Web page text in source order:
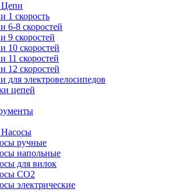
Цепи
1 скорость
6-8 скоростей
9 скоростей
10 скоростей
11 скоростей
12 скоростей
для электровелосипедов
цепей
ручные
напольные
для вилок
CO2
электрические